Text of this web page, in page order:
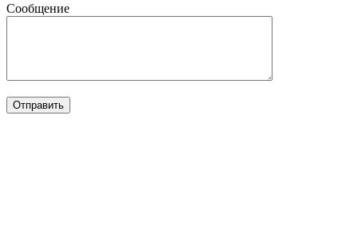
Сообщение